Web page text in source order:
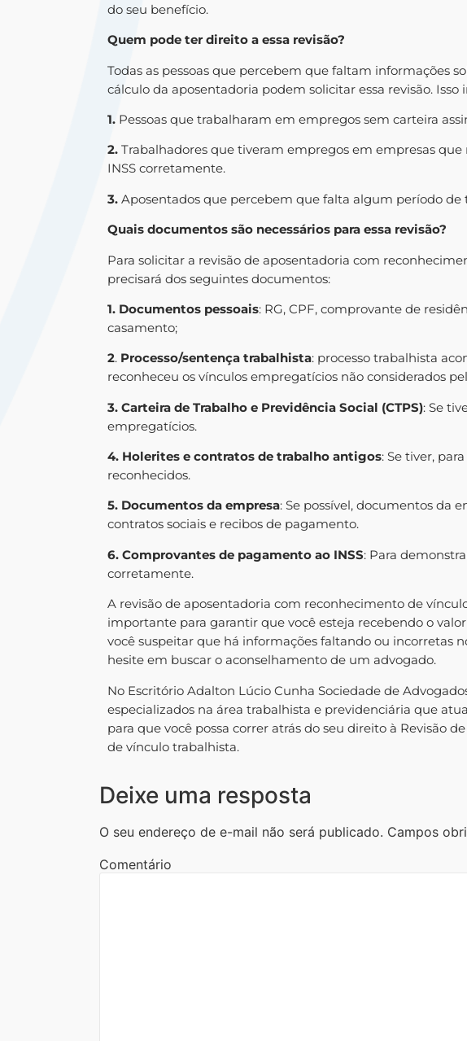
do seu benefício.
Quem pode ter direito a essa revisão?
Todas as pessoas que percebem que faltam informações
cálculo da aposentadoria podem solicitar essa revisão. Isso
1. Pessoas que trabalharam em empregos sem carteira
2. Trabalhadores que tiveram empregos em empresas
INSS corretamente.
3. Aposentados que percebem que falta algum período de
Quais documentos são necessários para essa revisão?
Para solicitar a revisão de aposentadoria com
precisará dos seguintes documentos:
1. Documentos pessoais: RG, CPF, comprovante de
casamento;
2. Processo/sentença trabalhista: processo trabalhista
reconheceu os vínculos empregatícios não considerados
3. Carteira de Trabalho e Previdência Social (CTPS): Se
empregatícios.
4. Holerites e contratos de trabalho antigos: Se tiver,
reconhecidos.
5. Documentos da empresa: Se possível, documentos da
contratos sociais e recibos de pagamento.
6. Comprovantes de pagamento ao INSS: Para
corretamente.
A revisão de aposentadoria com reconhecimento de
importante para garantir que você esteja recebendo o
você suspeitar que há informações faltando ou incorretas
hesite em buscar o aconselhamento de um advogado.
No Escritório Adalton Lúcio Cunha Sociedade de
especializados na área trabalhista e previdenciária que
para que você possa correr atrás do seu direito à Revisão
de vínculo trabalhista.
Deixe uma resposta
O seu endereço de e-mail não será publicado. Campos
Comentário